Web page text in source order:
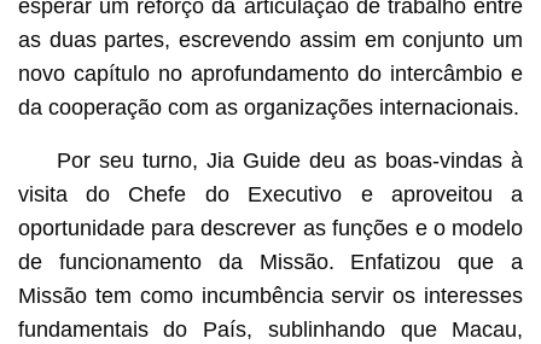
esperar um reforço da articulação de trabalho entre
as duas partes, escrevendo assim em conjunto um
novo capítulo no aprofundamento do intercâmbio e
da cooperação com as organizações internacionais.
Por seu turno, Jia Guide deu as boas-vindas à
visita do Chefe do Executivo e aproveitou a
oportunidade para descrever as funções e o modelo
de funcionamento da Missão. Enfatizou que a
Missão tem como incumbência servir os interesses
fundamentais do País, sublinhando que Macau,